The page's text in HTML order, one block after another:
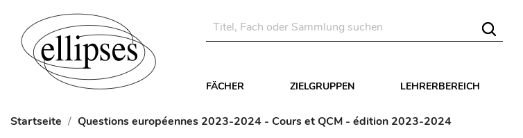
FÄCHER ZIELGRUPPEN LEHRERBEREICH
Startseite Questions européennes 2023-2024 - Cours et QCM - édition 2023-2024